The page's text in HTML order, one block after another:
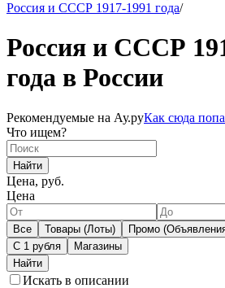
Россия и СССР 1917-1991 года/
Россия и СССР
года в России
Рекомендуемые на Ау.руКак сюда
Что ищем?
Найти
Цена, руб.
Цена
Все Товары (Лоты) Промо
С 1 рубля
Магазины
Искать в описании